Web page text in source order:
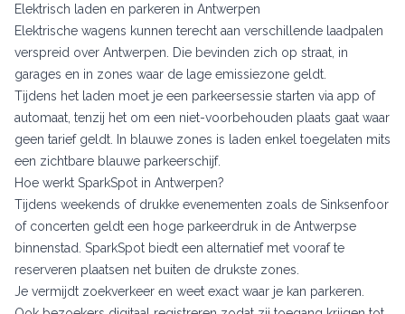
Elektrisch laden en parkeren in Antwerpen
Elektrische wagens kunnen terecht aan verschillende laadpalen
verspreid over Antwerpen. Die bevinden zich op straat, in
garages en in zones waar de lage emissiezone geldt.
Tijdens het laden moet je een parkeersessie starten via app of
automaat, tenzij het om een niet-voorbehouden plaats gaat waar
geen tarief geldt. In blauwe zones is laden enkel toegelaten mits
een zichtbare blauwe parkeerschijf.
Hoe werkt SparkSpot in Antwerpen?
Tijdens weekends of drukke evenementen zoals de Sinksenfoor
of concerten geldt een hoge parkeerdruk in de Antwerpse
binnenstad. SparkSpot biedt een alternatief met vooraf te
reserveren plaatsen net buiten de drukste zones.
Je vermijdt zoekverkeer en weet exact waar je kan parkeren.